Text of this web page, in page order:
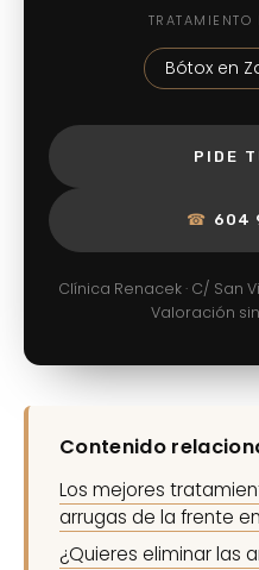
Bótox en
PIDE
☎ 604
Clínica Renacek · C/ San
Valoración
Contenido
Los mejores
arrugas de la frente
¿Quieres eliminar las